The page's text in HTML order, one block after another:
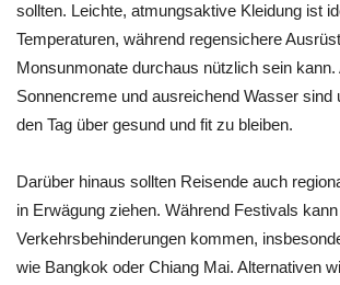
sollten. Leichte, atmungsaktive Kleidung ist
Temperaturen, während regensichere
Monsunmonate durchaus nützlich sein kann.
Sonnencreme und ausreichend Wasser sind
den Tag über gesund und fit zu bleiben.
Darüber hinaus sollten Reisende auch
in Erwägung ziehen. Während Festivals
Verkehrsbehinderungen kommen,
wie Bangkok oder Chiang Mai. Alternativen